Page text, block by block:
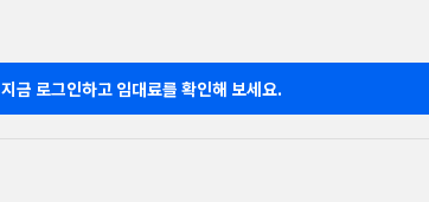
지금 로그인하고 임대료를 확인해 보세요.